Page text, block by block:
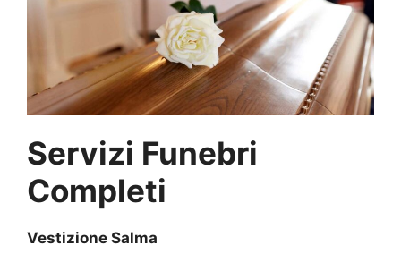
Servizi Funebri
Completi
Vestizione Salma